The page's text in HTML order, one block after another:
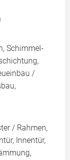
Schimmel-
/
/ Rahmen,
Innentür,